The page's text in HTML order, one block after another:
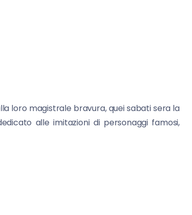
loro magistrale bravura, quei sabati sera la
alle imitazioni di personaggi famosi,